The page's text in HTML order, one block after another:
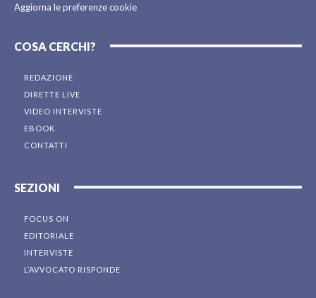
Aggiorna le preferenze cookie
COSA CERCHI?
REDAZIONE
DIRETTE LIVE
VIDEO INTERVISTE
EBOOK
CONTATTI
SEZIONI
FOCUS ON
EDITORIALE
INTERVISTE
L’AVVOCATO RISPONDE